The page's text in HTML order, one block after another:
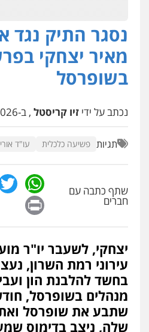
נסגר התיק נגד
מאיר יצחקי
בשופרסל
נכתב על ידי זיו קריסטל , ב-26/05/2026 23:34
תגיות פשיעה כלכלית עו"ד
שתף כתבה עם
חברים
יצחקי, לשעבר יו"ר
בחשד להלבנת הון
מנהלים בשופרסל,
שתבע את שופרסל
שלה, ניצב בדימוס